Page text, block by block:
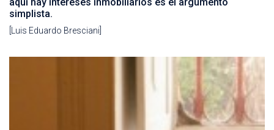
simplista.
[Luis Eduardo Bresciani]